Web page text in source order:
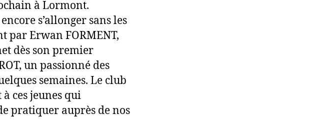
à Lormont.
s’allonger sans les
par Erwan FORMENT,
dès son premier
un passionné des
semaines. Le club
ces jeunes qui
pratiquer auprès de nos